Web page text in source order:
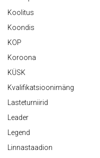
Koolitus
Koondis
KOP
Koroona
KÜSK
Kvalifikatsioonimäng
Lasteturniirid
Leader
Legend
Linnastaadion